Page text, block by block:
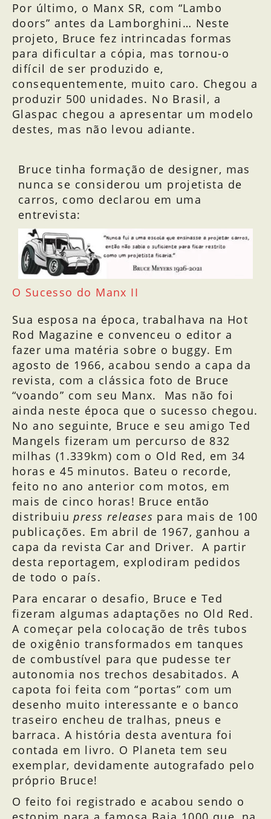
Por último, o Manx SR, com “Lambo
doors” antes da Lamborghini… Neste
projeto, Bruce fez intrincadas formas
para dificultar a cópia, mas tornou-o
difícil de ser produzido e,
consequentemente, muito caro. Chegou a
produzir 500 unidades. No Brasil, a
Glaspac chegou a apresentar um modelo
destes, mas não levou adiante.
Manx II
Resorter de Jon Carlson - CA
Manx Towd
Manx SR
Bruce tinha formação de designer, mas
nunca se considerou um projetista de
carros, como declarou em uma
entrevista:
O Sucesso do Manx II
Sua esposa na época, trabalhava na Hot
Rod Magazine e convenceu o editor a
fazer uma matéria sobre o buggy. Em
agosto de 1966, acabou sendo a capa da
revista, com a clássica foto de Bruce
“voando” com seu Manx. Mas não foi
ainda neste época que o sucesso chegou.
No ano seguinte, Bruce e seu amigo Ted
Mangels fizeram um percurso de 832
milhas (1.339km) com o Old Red, em 34
horas e 45 minutos. Bateu o recorde,
feito no ano anterior com motos, em
mais de cinco horas! Bruce então
distribuiupress releases para mais de 100
publicações. Em abril de 1967, ganhou a
capa da revista Car and Driver. A partir
desta reportagem, explodiram pedidos
de todo o país.
Para encarar o desafio, Bruce e Ted
fizeram algumas adaptações no Old Red.
A começar pela colocação de três tubos
de oxigênio transformados em tanques
de combustível para que pudesse ter
autonomia nos trechos desabitados. A
capota foi feita com “portas” com um
desenho muito interessante e o banco
traseiro encheu de tralhas, pneus e
barraca. A história desta aventura foi
contada em livro. O Planeta tem seu
exemplar, devidamente autografado pelo
próprio Bruce!
O feito foi registrado e acabou sendo o